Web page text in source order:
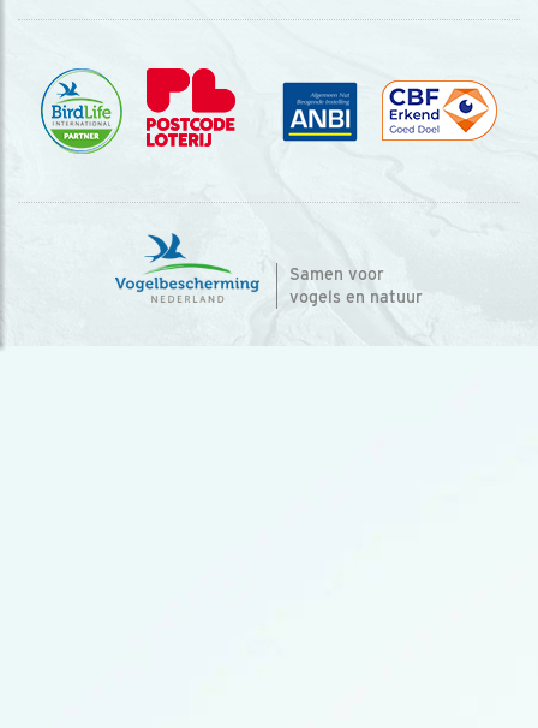
Samen voor
vogels en natuur